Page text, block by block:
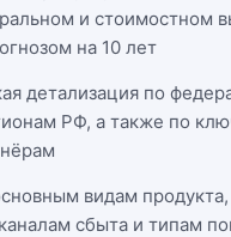
и стоимостном
на 10 лет
детализация по
РФ, а также по
видам
сбыта и типам